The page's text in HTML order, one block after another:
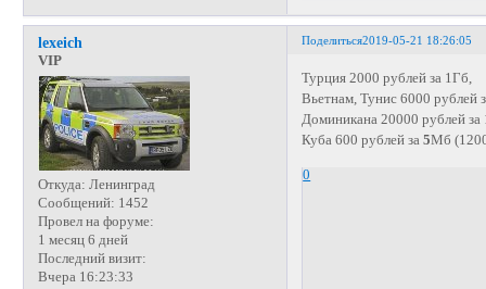
Поделиться2019-05-21 18:26:05
lexeich
VIP
Откуда: Ленинград
Сообщений: 1452
Провел на форуме:
1 месяц 6 дней
Последний визит:
Вчера 16:23:33
Турция 2000 рублей за 1Гб,
Вьетнам, Тунис 6000 рублей
Доминикана 20000 рублей за
Куба 600 рублей за5Мб
0